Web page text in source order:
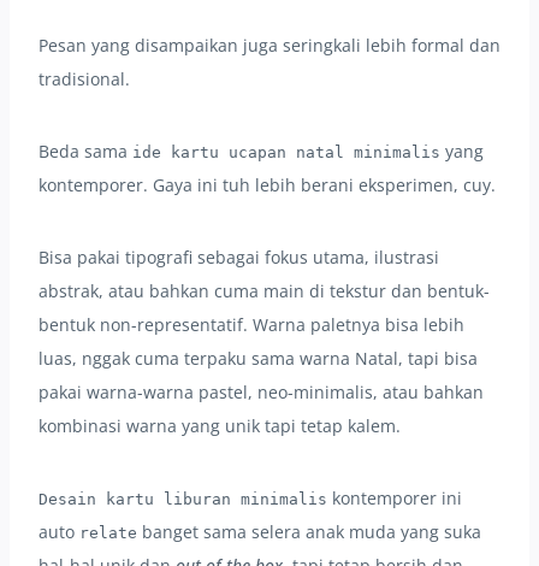
Pesan yang disampaikan juga seringkali lebih formal dan
tradisional.
Beda sama ide kartu ucapan natal minimalis yang
kontemporer. Gaya ini tuh lebih berani eksperimen, cuy.
Bisa pakai tipografi sebagai fokus utama, ilustrasi
abstrak, atau bahkan cuma main di tekstur dan bentuk-
bentuk non-representatif. Warna paletnya bisa lebih
luas, nggak cuma terpaku sama warna Natal, tapi bisa
pakai warna-warna pastel, neo-minimalis, atau bahkan
kombinasi warna yang unik tapi tetap kalem.
Desain kartu liburan minimalis kontemporer ini
auto relate banget sama selera anak muda yang suka